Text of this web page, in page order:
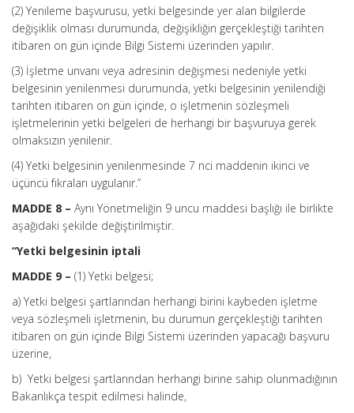
(2) Yenileme başvurusu, yetki belgesinde yer alan bilgilerde
değişiklik olması durumunda, değişikliğin gerçekleştiği tarihten
itibaren on gün içinde Bilgi Sistemi üzerinden yapılır.
(3) İşletme unvanı veya adresinin değişmesi nedeniyle yetki
belgesinin yenilenmesi durumunda, yetki belgesinin yenilendiği
tarihten itibaren on gün içinde, o işletmenin sözleşmeli
işletmelerinin yetki belgeleri de herhangi bir başvuruya gerek
olmaksızın yenilenir.
(4) Yetki belgesinin yenilenmesinde 7 nci maddenin ikinci ve
üçüncü fıkraları uygulanır.”
MADDE 8 – Aynı Yönetmeliğin 9 uncu maddesi başlığı ile birlikte
aşağıdaki şekilde değiştirilmiştir.
“Yetki belgesinin iptali
MADDE 9 – (1) Yetki belgesi;
a) Yetki belgesi şartlarından herhangi birini kaybeden işletme
veya sözleşmeli işletmenin, bu durumun gerçekleştiği tarihten
itibaren on gün içinde Bilgi Sistemi üzerinden yapacağı başvuru
üzerine,
b) Yetki belgesi şartlarından herhangi birine sahip olunmadığının
Bakanlıkça tespit edilmesi halinde,